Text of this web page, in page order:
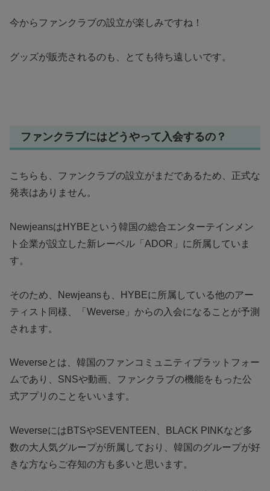
今からファンクラブの設立が楽しみですね！
グッズが販売されるのも、とても待ち遠しいです。
ファンクラブにはどうやって入会するの？
こちらも、ファンクラブの設立がまだであるため、正式な
発表はありません。
NewjeansはHYBEという韓国の総合エンターテインメン
ト企業が設立した新レーベル「ADOR」に所属していま
す。
そのため、Newjeansも、HYBEに所属している他のアー
ティスト同様、「Weverse」からの入会になることが予測
されます。
Weverseとは、韓国のファンコミュニティプラットフォー
ムであり、SNSや動画、ファンクラブの機能をもった公
式アプリのことをいいます。
WeverseにはBTSやSEVENTEEN、BLACK PINKなど多
数の大人気グループが所属しており、韓国のグループが好
きな方ならご存知の方も多いと思います。